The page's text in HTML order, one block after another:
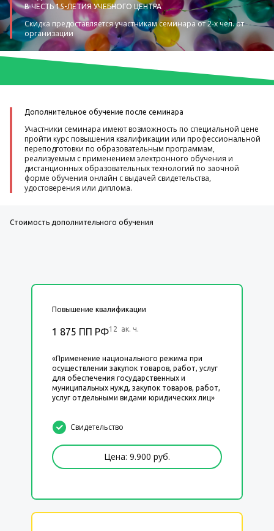
В ЧЕСТЬ 15-ЛЕТИЯ УЧЕБНОГО ЦЕНТРА
Скидка предоставляется участникам семинара от 2-х чел. от
организации
Дополнительное обучение после семинара
Участники семинара имеют возможность по специальной цене
пройти курс повышения квалификации или профессиональной
переподготовки по образовательным программам,
реализуемым с применением электронного обучения и
дистанционных образовательных технологий по заочной
форме обучения онлайн с выдачей свидетельства,
удостоверения или диплома.
Стоимость дополнительного обучения
Повышение квалификации
1 875 ПП РФ12 ак. ч.
«Применение национального режима при
осуществлении закупок товаров, работ, услуг
для обеспечения государственных и
муниципальных нужд, закупок товаров, работ,
услуг отдельными видами юридических лиц»
Свидетельство
Цена: 9.900 руб.